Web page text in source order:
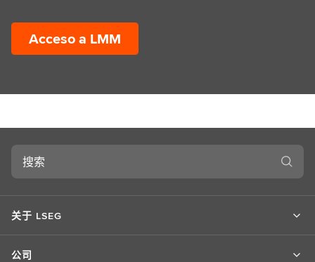
Acceso a LMM
搜
关于 LSEG
公司